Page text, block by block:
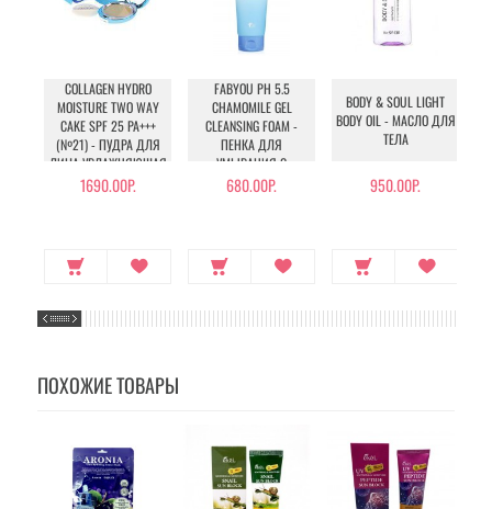
COLLAGEN HYDRO
MOISTURE TWO WAY
CAKE SPF 25 PA+++
(№21) - ПУДРА ДЛЯ
ЛИЦА УВЛАЖНЯЮЩАЯ
С КОЛЛАГЕНОМ (№21)
1690.00Р.
FABYOU PH 5.5
CHAMOMILE GEL
CLEANSING FOAM -
ПЕНКА ДЛЯ
УМЫВАНИЯ С
РОМАШКОЙ
680.00Р.
BODY & SOUL LIGHT
BODY OIL - МАСЛО ДЛЯ
ТЕЛА
950.00Р.
ПОХОЖИЕ ТОВАРЫ